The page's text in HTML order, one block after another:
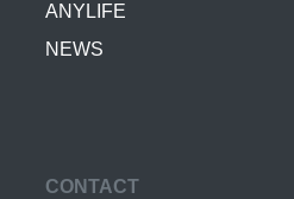
ANYLIFE
NEWS
CONTACT